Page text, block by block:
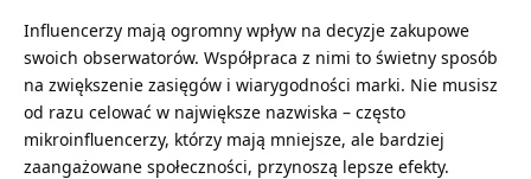
Influencerzy mają ogromny wpływ na decyzje zakupowe
swoich obserwatorów. Współpraca z nimi to świetny sposób
na zwiększenie zasięgów i wiarygodności marki. Nie musisz
od razu celować w największe nazwiska – często
mikroinfluencerzy, którzy mają mniejsze, ale bardziej
zaangażowane społeczności, przynoszą lepsze efekty.